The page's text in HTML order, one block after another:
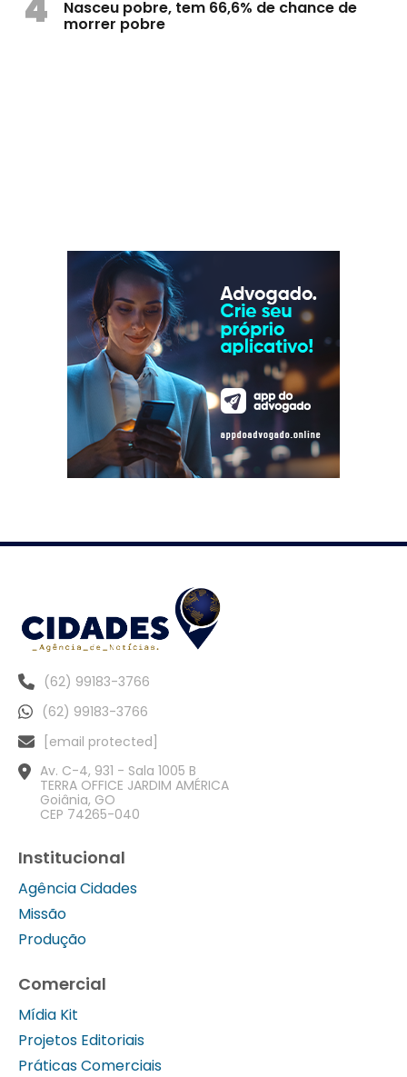
Nasceu pobre, tem 66,6% de chance de
morrer pobre
(62) 99183-3766
(62) 99183-3766
[email protected]
Av. C-4, 931 - Sala 1005 B
TERRA OFFICE JARDIM AMÉRICA
Goiânia, GO
CEP 74265-040
Institucional
Agência Cidades
Missão
Produção
Comercial
Mídia Kit
Projetos Editoriais
Práticas Comerciais